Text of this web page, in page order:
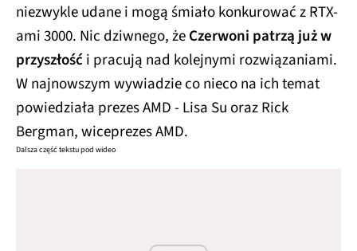
niezwykle udane i mogą śmiało konkurować z RTX-
ami 3000. Nic dziwnego, żeCzerwoni patrzą już w
przyszłośći pracują nad kolejnymi rozwiązaniami.
W najnowszym wywiadzie co nieco na ich temat
powiedziała prezes AMD - Lisa Su oraz Rick
Bergman, wiceprezes AMD.
Dalsza część tekstu pod wideo